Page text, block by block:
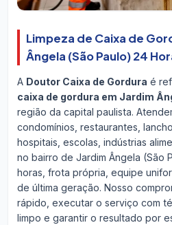
Limpeza de Caixa de
Ângela (São Paulo) 24
A Doutor Caixa de Gordura é
caixa de gordura em Jardim
região da capital paulista.
condomínios, restaurantes,
hospitais, escolas, indústrias
no bairro de Jardim Ângela (São
horas, frota própria, equipe
de última geração. Nosso
rápido, executar o serviço com
limpo e garantir o resultado por